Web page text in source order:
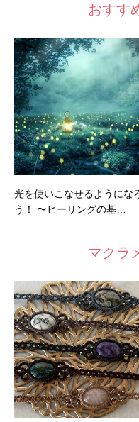
おすす
光を使いこなせるようにな
う！ 〜ヒーリングの基…
マクラ